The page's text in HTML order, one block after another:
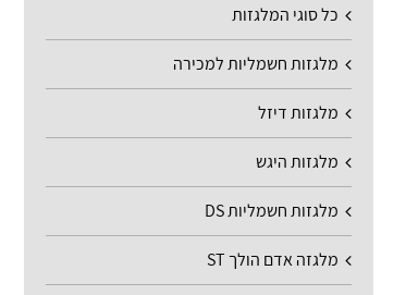
כל סוגי המלגזות
מלגזות חשמליות למכירה
מלגזות דיזל
מלגזות היגש
מלגזות חשמליות DS
מלגזה אדם הולך ST